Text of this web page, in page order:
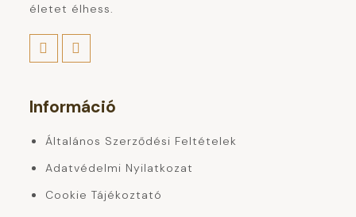
életet élhess.
Információ
Általános Szerződési Feltételek
Adatvédelmi Nyilatkozat
Cookie Tájékoztató